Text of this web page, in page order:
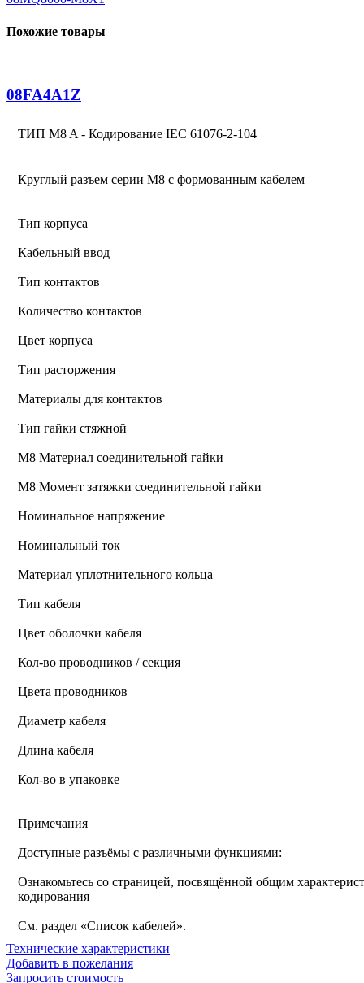
Похожие товары
08FA4A1Z
ТИП M8 A - Кодирование IEC 61076-2-104
Круглый разъем серии M8 с формованным кабелем
Тип корпуса
Кабельный ввод
Тип контактов
Количество контактов
Цвет корпуса
Тип расторжения
Материалы для контактов
Тип гайки стяжной
М8 Материал соединительной гайки
M8 Момент затяжки соединительной гайки
Номинальное напряжение
Номинальный ток
Материал уплотнительного кольца
Тип кабеля
Цвет оболочки кабеля
Кол-во проводников / секция
Цвета проводников
Диаметр кабеля
Длина кабеля
Кол-во в упаковке
Примечания
Доступные разъёмы с различными функциями:
Ознакомьтесь со страницей, посвящённой общим
кодирования
См. раздел «Список кабелей».
Технические характеристики
Добавить в пожелания
Запросить стоимость